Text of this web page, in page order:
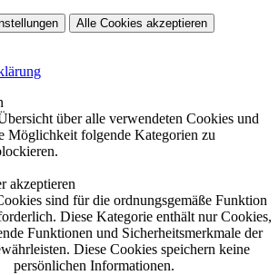
Alle Cookies akzeptieren
über alle verwendeten Cookies und
Möglichkeit folgende Kategorien zu
akzeptieren
sind für die ordnungsgemäße Funktion
Diese Kategorie enthält nur Cookies,
Funktionen und Sicherheitsmerkmale der
Diese Cookies speichern keine
persönlichen Informationen.